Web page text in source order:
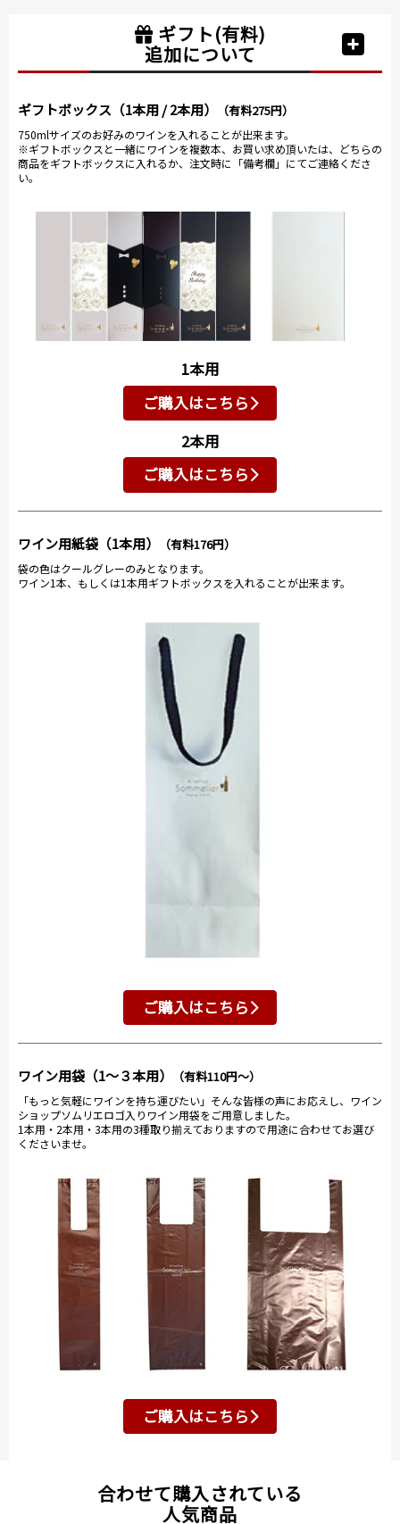
ギフト(有料)
追加について
ギフトボックス（1本用 / 2本用） （有料275円）
750mlサイズのお好みのワインを入れることが出来ます。
※ギフトボックスと一緒にワインを複数本、お買い求め頂いたは、どちらの
商品をギフトボックスに入れるか、注文時に「備考欄」にてご連絡くださ
い。
1本用
ご購入はこちら
2本用
ご購入はこちら
ワイン用紙袋（1本用） （有料176円）
袋の色はクールグレーのみとなります。
ワイン1本、もしくは1本用ギフトボックスを入れることが出来ます。
ご購入はこちら
ワイン用袋（1～３本用） （有料110円～）
「もっと気軽にワインを持ち運びたい」そんな皆様の声にお応えし、ワイン
ショップソムリエロゴ入りワイン用袋をご用意しました。
1本用・2本用・3本用の3種取り揃えておりますので用途に合わせてお選び
くださいませ。
ご購入はこちら
合わせて購入されている
人気商品